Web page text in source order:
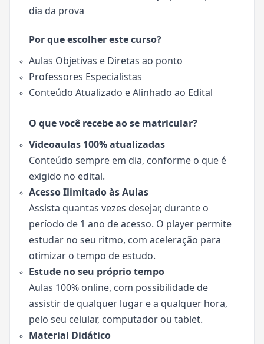
dia da prova
Por que escolher este curso?
Aulas Objetivas e Diretas ao ponto
Professores Especialistas
Conteúdo Atualizado e Alinhado ao Edital
O que você recebe ao se matricular?
Videoaulas 100% atualizadas
Conteúdo sempre em dia, conforme o que é
exigido no edital.
Acesso Ilimitado às Aulas
Assista quantas vezes desejar, durante o
período de 1 ano de acesso. O player permite
estudar no seu ritmo, com aceleração para
otimizar o tempo de estudo.
Estude no seu próprio tempo
Aulas 100% online, com possibilidade de
assistir de qualquer lugar e a qualquer hora,
pelo seu celular, computador ou tablet.
Material Didático